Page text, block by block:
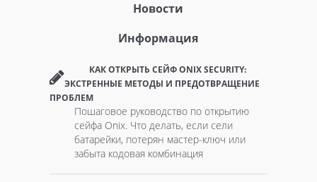
Новости
Информация
КАК ОТКРЫТЬ СЕЙФ ONIX SECURITY:
ЭКСТРЕННЫЕ МЕТОДЫ И ПРЕДОТВРАЩЕНИЕ
ПРОБЛЕМ
Пошаговое руководство по открытию
сейфа Onix. Что делать, если сели
батарейки, потерян мастер-ключ или
забыта кодовая комбинация